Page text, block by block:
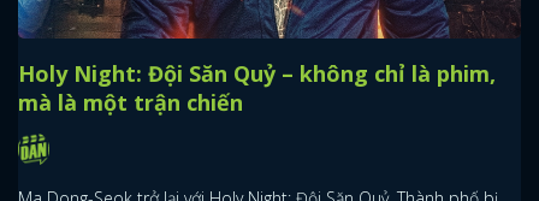
Holy Night: Đội Săn Quỷ – không chỉ là phim,
mà là một trận chiến